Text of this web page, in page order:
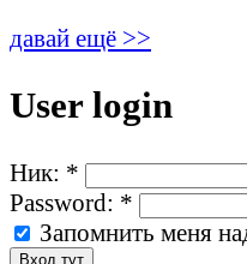
давай ещё >>
User login
Ник: *
Password: *
Запомнить меня